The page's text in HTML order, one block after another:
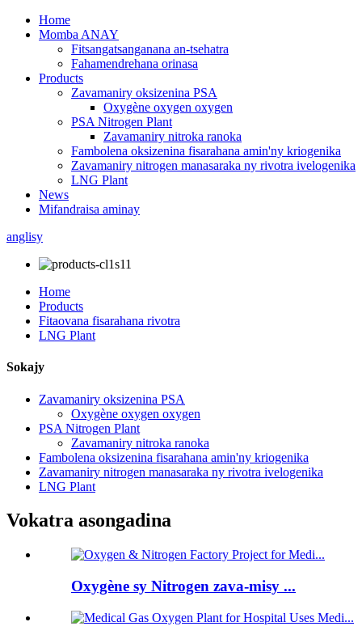
Home
Momba ANAY
Fitsangatsanganana an-tsehatra
Fahamendrehana orinasa
Products
Zavamaniry oksizenina PSA
Oxygène oxygen oxygen
PSA Nitrogen Plant
Zavamaniry nitroka ranoka
Fambolena oksizenina fisarahana amin'ny kriogenika
Zavamaniry nitrogen manasaraka ny rivotra ivelogenika
LNG Plant
News
Mifandraisa aminay
anglisy
Home
Products
Fitaovana fisarahana rivotra
LNG Plant
Sokajy
Zavamaniry oksizenina PSA
Oxygène oxygen oxygen
PSA Nitrogen Plant
Zavamaniry nitroka ranoka
Fambolena oksizenina fisarahana amin'ny kriogenika
Zavamaniry nitrogen manasaraka ny rivotra ivelogenika
LNG Plant
Vokatra asongadina
Oxygène sy Nitrogen zava-misy ...